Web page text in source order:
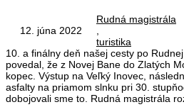
12. júna 2022
Rudná magistrála
,
turistika
10. a finálny deň našej cesty po
povedal, že z Novej Bane do Zlatých
kopec. Výstup na Veľký Inovec,
asfalty na priamom slnku pri 30.
dobojovali sme to. Rudná magistrála